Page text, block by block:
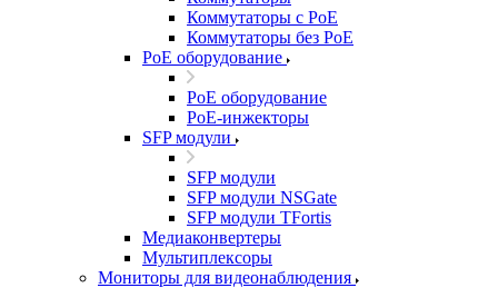
Коммутаторы с PoE
Коммутаторы без PoE
PoE оборудование
PoE оборудование
PoE-инжекторы
SFP модули
SFP модули
SFP модули NSGate
SFP модули TFortis
Медиаконвертеры
Мультиплексоры
Мониторы для видеонаблюдения